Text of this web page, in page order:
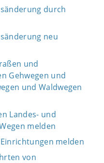
durch
neu
und
Gehwegen und
und Waldwegen
Landes- und
melden
melden
von